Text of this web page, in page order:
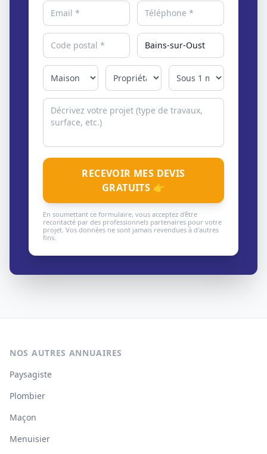
RECEVOIR MES DEVIS
GRATUITS 👉
En soumettant ce formulaire, vous acceptez d'être
recontacté par des professionnels partenaires pour votre
projet. Vos données ne sont jamais revendues à d'autres
fins.
NOS AUTRES ANNUAIRES
Paysagiste
Plombier
Maçon
Menuisier